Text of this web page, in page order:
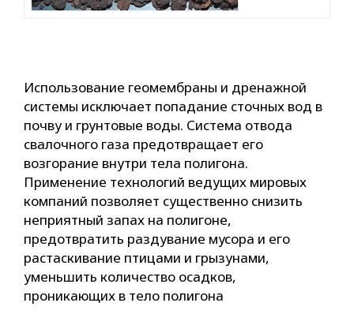
Использование геомембраны и дренажной
системы исключает попадание сточных вод в
почву и грунтовые воды. Система отвода
свалочного газа предотвращает его
возгорание внутри тела полигона.
Применение технологий ведущих мировых
компаний позволяет существенно снизить
неприятный запах на полигоне,
предотвратить раздувание мусора и его
растаскивание птицами и грызунами,
уменьшить количество осадков,
проникающих в тело полигона